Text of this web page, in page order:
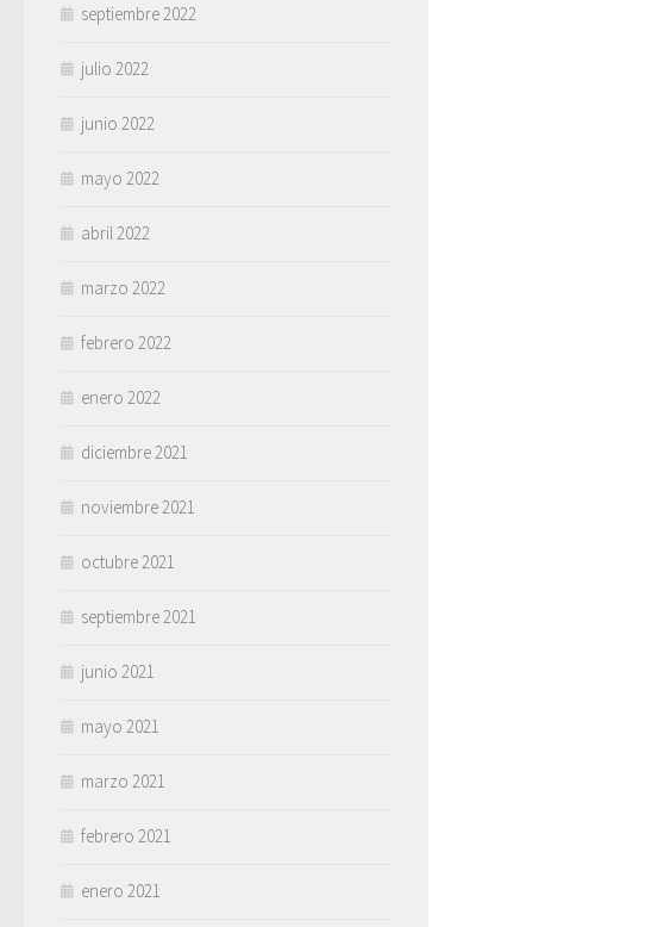
septiembre 2022
julio 2022
junio 2022
mayo 2022
abril 2022
marzo 2022
febrero 2022
enero 2022
diciembre 2021
noviembre 2021
octubre 2021
septiembre 2021
junio 2021
mayo 2021
marzo 2021
febrero 2021
enero 2021